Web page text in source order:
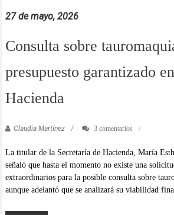
27 de mayo, 2026
Consulta sobre
presupuesto garantizado
Hacienda
Claudia Martínez 3 comentarios
La titular de la Secretaría de Hacienda, María
señaló que hasta el momento no existe una
extraordinarios para la posible consulta sobre
aunque adelantó que se analizará su viabilidad